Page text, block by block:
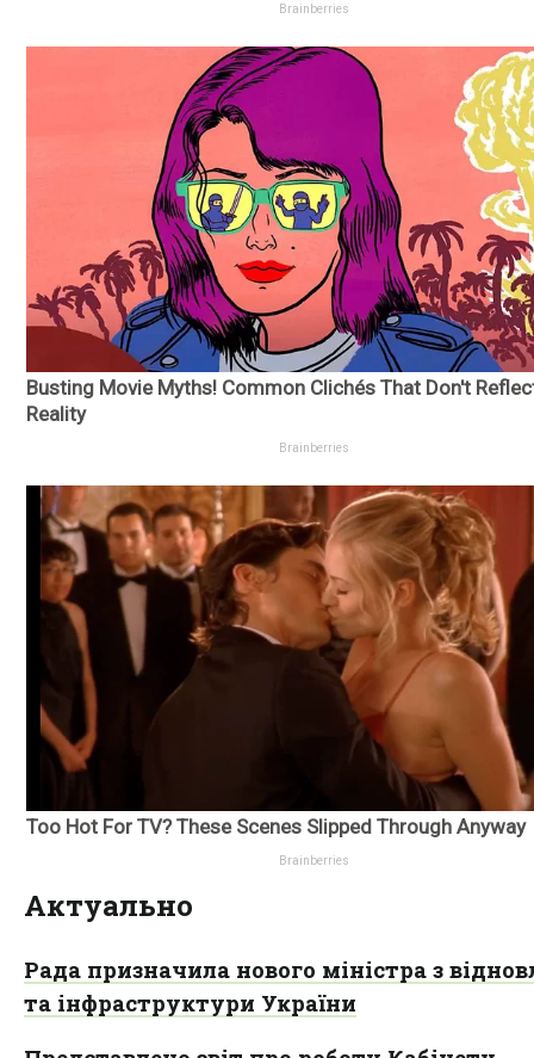
Актуально
Рада призначила нового міністра з
та інфраструктури України